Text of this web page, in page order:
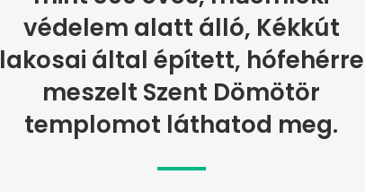
védelem alatt álló, Kékkút
lakosai által épített, hófehérre
meszelt Szent Dömötör
templomot láthatod meg.